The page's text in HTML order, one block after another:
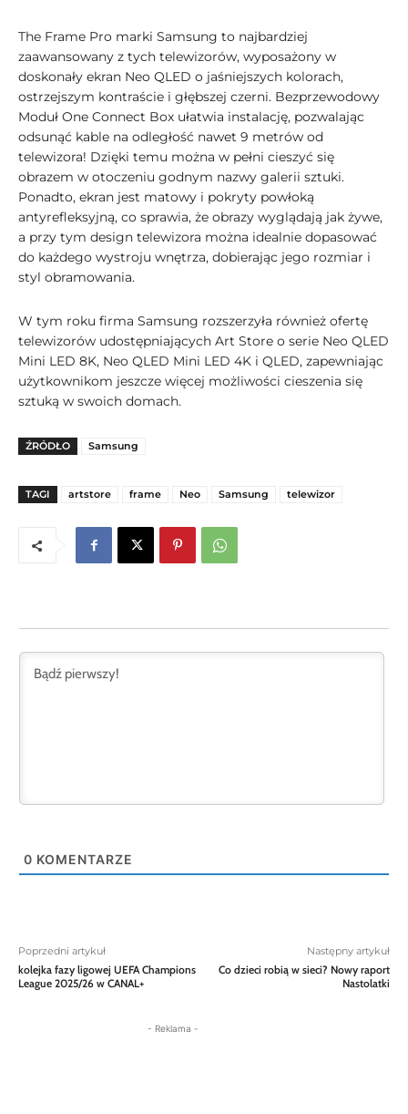
The Frame Pro marki Samsung to najbardziej
zaawansowany z tych telewizorów, wyposażony w
doskonały ekran Neo QLED o jaśniejszych kolorach,
ostrzejszym kontraście i głębszej czerni. Bezprzewodowy
Moduł One Connect Box ułatwia instalację, pozwalając
odsunąć kable na odległość nawet 9 metrów od
telewizora! Dzięki temu można w pełni cieszyć się
obrazem w otoczeniu godnym nazwy galerii sztuki.
Ponadto, ekran jest matowy i pokryty powłoką
antyrefleksyjną, co sprawia, że obrazy wyglądają jak żywe,
a przy tym design telewizora można idealnie dopasować
do każdego wystroju wnętrza, dobierając jego rozmiar i
styl obramowania.
W tym roku firma Samsung rozszerzyła również ofertę
telewizorów udostępniających Art Store o serie Neo QLED
Mini LED 8K, Neo QLED Mini LED 4K i QLED, zapewniając
użytkownikom jeszcze więcej możliwości cieszenia się
sztuką w swoich domach.
ŹRÓDŁO Samsung
TAGI artstore frame Neo Samsung telewizor
0 KOMENTARZE
Poprzedni artykuł
kolejka fazy ligowej UEFA Champions
League 2025/26 w CANAL+
Następny artykuł
Co dzieci robią w sieci? Nowy raport
Nastolatki
- Reklama -